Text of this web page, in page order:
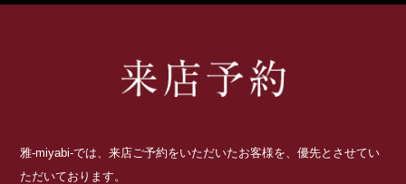
雅-miyabi-では、来店ご予約をいただいたお客様を、優先とさせてい
ただいております。